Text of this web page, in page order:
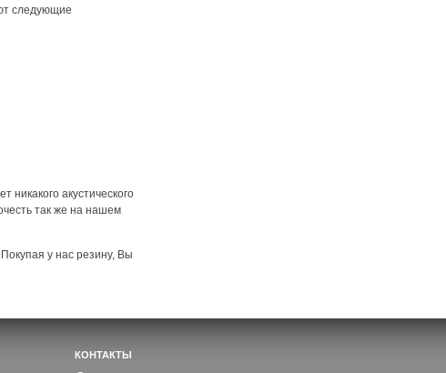
следующие
акустического
так же на нашем
Покупая у нас резину, Вы
КОНТАКТЫ